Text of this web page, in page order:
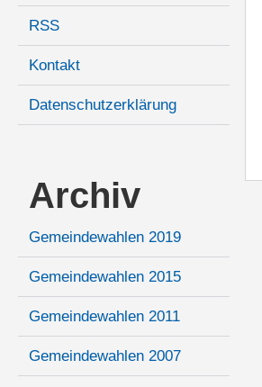
RSS
Kontakt
Datenschutzerklärung
Archiv
Gemeindewahlen 2019
Gemeindewahlen 2015
Gemeindewahlen 2011
Gemeindewahlen 2007